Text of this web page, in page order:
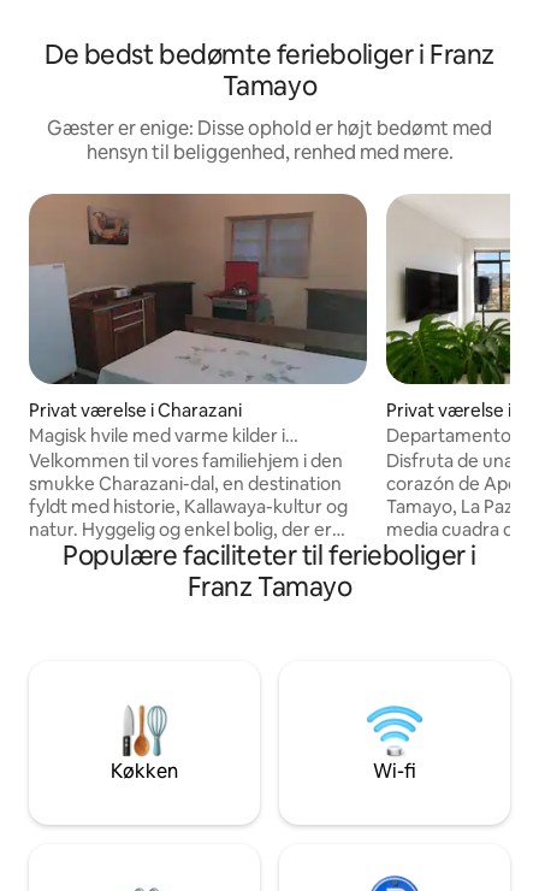
De bedst bedømte ferieboliger i Franz
Tamayo
Gæster er enige: Disse ophold er højt bedømt med
hensyn til beliggenhed, renhed med mere.
Privat værelse i Charazani
Magisk hvile med varme kilder i
nærheden
Velkommen til vores familiehjem i den
smukke Charazani-dal, en destination
fyldt med historie, Kallawaya-kultur og
natur. Hyggelig og enkel bolig, der er
ideel for rejsende, der søger ro og frisk
luft. Et par minutter derfra finder du de
berømte varme kilder i Charazani, som
udforske den nordlige del af Paceño, er
vores hus det rette sted for dig!
Privat værelse i
Departamento
Disfruta de una
corazón de
Tamayo, La Paz 🇧🇴. Ubicado
media cuadra de
tendrás todo
una excelente
agradable sala de
familias, parejas,
viajes de trabajo.
Populære faciliteter til ferieboliger i
Franz Tamayo
Køkken Wi-fi